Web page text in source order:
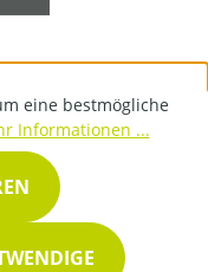
eine bestmögliche
Informationen ...